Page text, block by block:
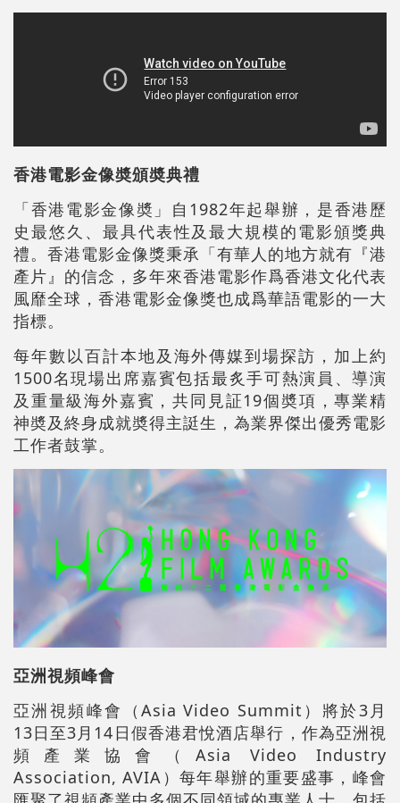
香港電影金像奬頒奬典禮
「香港電影金像奬」自1982年起舉辦，是香港歷
史最悠久、最具代表性及最大規模的電影頒獎典
禮。香港電影金像獎秉承「有華人的地方就有『港
產片』的信念，多年來香港電影作爲香港文化代表
風靡全球，香港電影金像獎也成爲華語電影的一大
指標。
每年數以百計本地及海外傳媒到場探訪，加上約
1500名現場出席嘉賓包括最炙手可熱演員、導演
及重量級海外嘉賓，共同見証19個奬項，專業精
神奬及終身成就奬得主誔生，為業界傑出優秀電影
工作者鼓掌。
亞洲視頻峰會
亞洲視頻峰會（Asia Video Summit）將於3月
13日至3月14日假香港君悅酒店舉行，作為亞洲視
頻產業協會（Asia Video Industry
Association, AVIA）每年舉辦的重要盛事，峰會